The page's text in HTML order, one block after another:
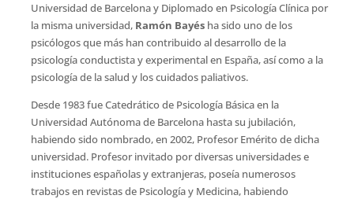
Universidad de Barcelona y Diplomado en Psicología Clínica por
la misma universidad, Ramón Bayés ha sido uno de los
psicólogos que más han contribuido al desarrollo de la
psicología conductista y experimental en España, así como a la
psicología de la salud y los cuidados paliativos.
Desde 1983 fue Catedrático de Psicología Básica en la
Universidad Autónoma de Barcelona hasta su jubilación,
habiendo sido nombrado, en 2002, Profesor Emérito de dicha
universidad. Profesor invitado por diversas universidades e
instituciones españolas y extranjeras, poseía numerosos
trabajos en revistas de Psicología y Medicina, habiendo